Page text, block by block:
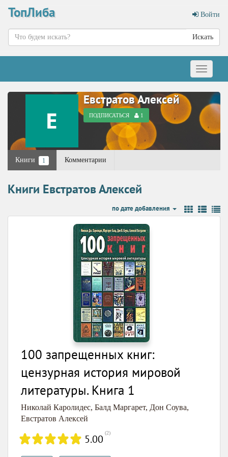
ТопЛиба Войти
Искать
Меню
Евстратов Алексей
ПОДПИСАТЬСЯ 1
Книги 1 Комментарии
Книги Евстратов Алексей
по дате добавления
100 запрещенных книг:
цензурная история мировой
литературы. Книга 1
Николай Каролидес, Балд Маргарет, Дон Соува,
Евстратов Алексей
5.00 (2)